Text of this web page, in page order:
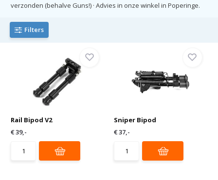
verzonden (behalve Guns!) · Advies in onze winkel in Poperinge.
Filters
Rail Bipod V2
€ 39,-
Sniper Bipod
€ 37,-